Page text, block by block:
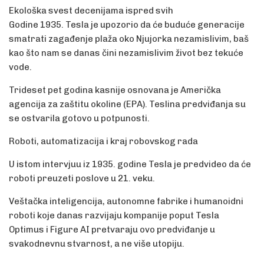
Ekološka svest decenijama ispred svih
Godine 1935. Tesla je upozorio da će buduće generacije
smatrati zagađenje plaža oko Njujorka nezamislivim, baš
kao što nam se danas čini nezamislivim život bez tekuće
vode.
Trideset pet godina kasnije osnovana je Američka
agencija za zaštitu okoline (EPA). Teslina predviđanja su
se ostvarila gotovo u potpunosti.
Roboti, automatizacija i kraj robovskog rada
U istom intervjuu iz 1935. godine Tesla je predvideo da će
roboti preuzeti poslove u 21. veku.
Veštačka inteligencija, autonomne fabrike i humanoidni
roboti koje danas razvijaju kompanije poput Tesla
Optimus i Figure AI pretvaraju ovo predviđanje u
svakodnevnu stvarnost, a ne više utopiju.